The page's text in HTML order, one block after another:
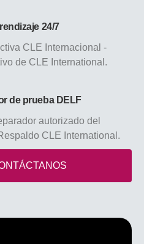
24/7
CLE Internacional -
de CLE International.
de prueba DELF
autorizado del
CLE International.